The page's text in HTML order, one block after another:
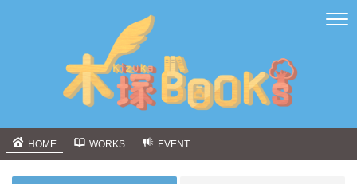
HOME WORKS EVENT